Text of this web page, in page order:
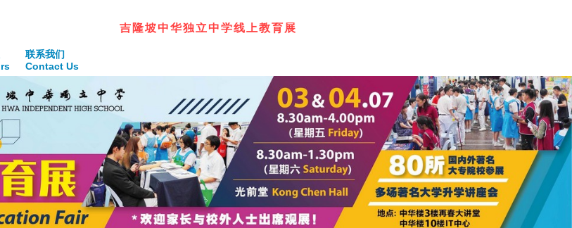
吉 隆坡中华独立中学线上教育展
联系我们
Contact Us